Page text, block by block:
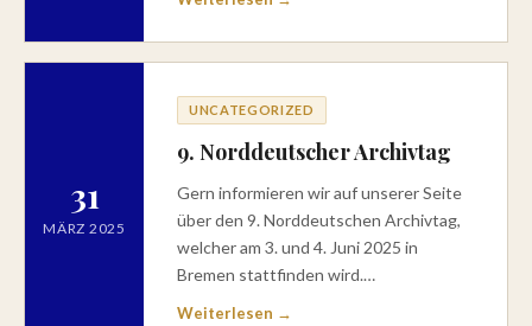
31
MÄRZ 2025
UNCATEGORIZED
9. Norddeutscher Archivtag
Gern informieren wir auf unserer Seite
über den 9. Norddeutschen Archivtag,
welcher am 3. und 4. Juni 2025 in
Bremen stattfinden wird.…
Weiterlesen →